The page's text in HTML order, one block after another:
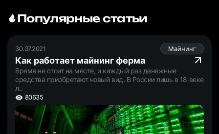
Популярные статьи
30.07.2021 Майнинг
Как работает майнинг ферма
Время не стоит на месте, и каждый раз денежные
средства приобретают новый вид. В России лишь в 18 веке
л..
80635